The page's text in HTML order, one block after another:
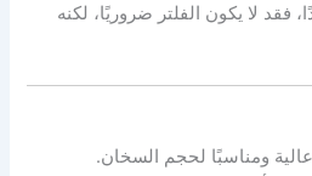
فقد لا يكون الفلتر ضروريًا، لكنه
عالية ومناسبًا لحجم السخان.